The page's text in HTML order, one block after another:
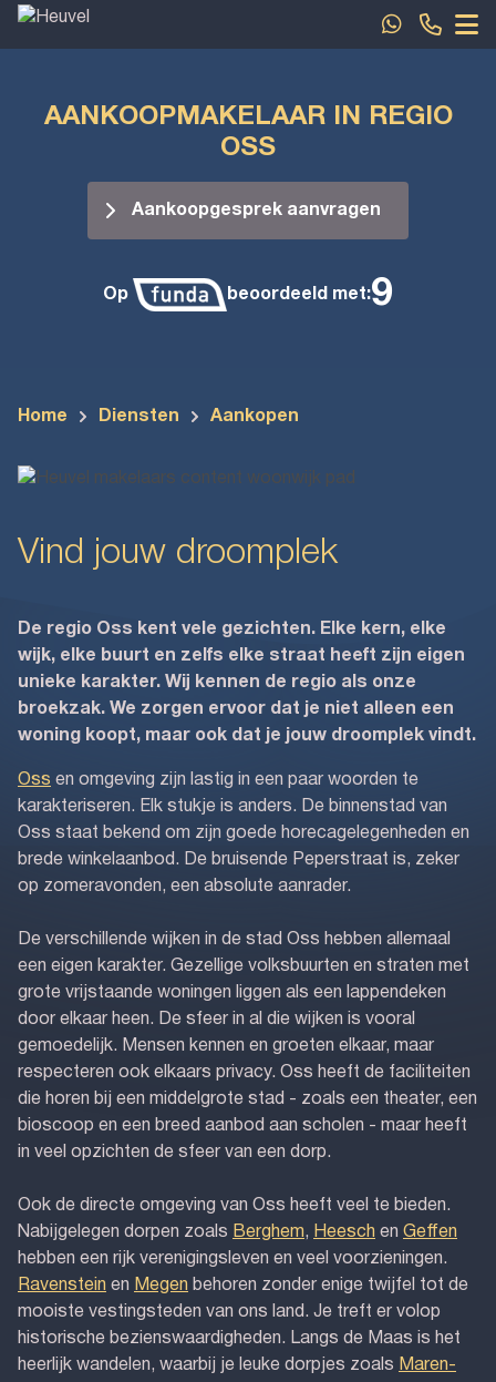
Spring naar inhoud
AANKOOPMAKELAAR IN REGIO
OSS
Aankoopgesprek aanvragen
Op beoordeeld met:9
Home Diensten Aankopen
Vind jouw droomplek
De regio Oss kent vele gezichten. Elke kern, elke
wijk, elke buurt en zelfs elke straat heeft zijn eigen
unieke karakter. Wij kennen de regio als onze
broekzak. We zorgen ervoor dat je niet alleen een
woning koopt, maar ook dat je jouw droomplek vindt.
Oss en omgeving zijn lastig in een paar woorden te
karakteriseren. Elk stukje is anders. De binnenstad van
Oss staat bekend om zijn goede horecagelegenheden en
brede winkelaanbod. De bruisende Peperstraat is, zeker
op zomeravonden, een absolute aanrader.
De verschillende wijken in de stad Oss hebben allemaal
een eigen karakter. Gezellige volksbuurten en straten met
grote vrijstaande woningen liggen als een lappendeken
door elkaar heen. De sfeer in al die wijken is vooral
gemoedelijk. Mensen kennen en groeten elkaar, maar
respecteren ook elkaars privacy. Oss heeft de faciliteiten
die horen bij een middelgrote stad - zoals een theater, een
bioscoop en een breed aanbod aan scholen - maar heeft
in veel opzichten de sfeer van een dorp.
Ook de directe omgeving van Oss heeft veel te bieden.
Nabijgelegen dorpen zoals Berghem, Heesch en Geffen
hebben een rijk verenigingsleven en veel voorzieningen.
Ravenstein en Megen behoren zonder enige twijfel tot de
mooiste vestingsteden van ons land. Je treft er volop
historische bezienswaardigheden. Langs de Maas is het
heerlijk wandelen, waarbij je leuke dorpjes zoals Maren-